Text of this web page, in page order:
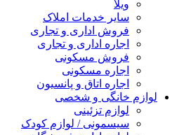
ویلا
سایر خدمات املاک
فروش اداری و تجاری
اجاره اداری و تجاری
فروش مسکونی
اجاره مسکونی
اجاره اتاق و پانسیون
لوازم خانگی و شخصی
لوازم تزئینی
سیسمونی / لوازم کودک